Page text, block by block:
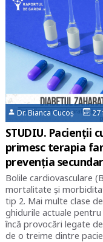
Dr. Bianca Cucoș
STUDIU. Pacienții
primesc terapia
prevenția
Bolile cardiovasculare
mortalitate și
tip 2. Mai multe clase
ghidurile actuale pentru
încă provocări legate
de o treime dintre